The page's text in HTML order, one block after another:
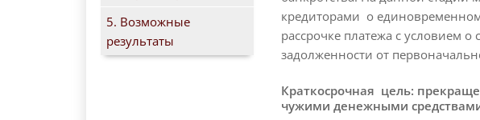
5. Возможные
результаты
кредиторами о
рассрочке платежа с условием
задолженности от
Краткосрочная цель:
чужими денежными